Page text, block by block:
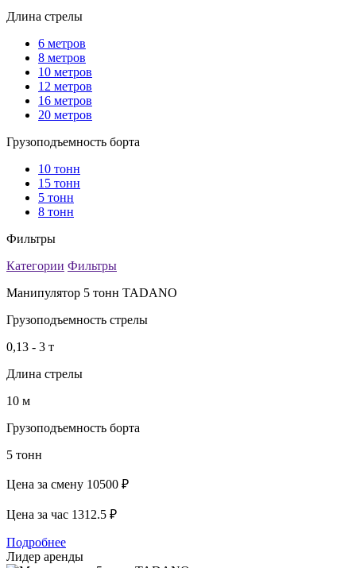
Длина стрелы
6 метров
8 метров
10 метров
12 метров
16 метров
20 метров
Грузоподъемность борта
10 тонн
15 тонн
5 тонн
8 тонн
Фильтры
Категории Фильтры
Манипулятор 5 тонн TADANO
Грузоподъемность стрелы
0,13 - 3 т
Длина стрелы
10 м
Грузоподъемность борта
5 тонн
Цена за смену 10500 ₽
Цена за час 1312.5 ₽
Подробнее
Лидер аренды